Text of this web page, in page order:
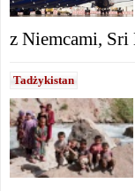
z Niemcami, Sri
Tadżykistan